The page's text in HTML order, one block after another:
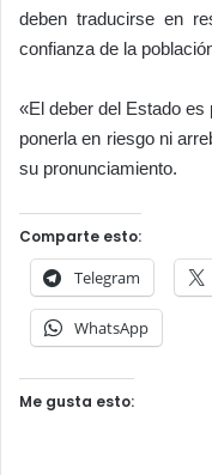
deben traducirse en
confianza de la
«El deber del Estado
ponerla en riesgo ni
su pronunciamiento.
Comparte esto:
Telegram
WhatsApp
Me gusta esto: